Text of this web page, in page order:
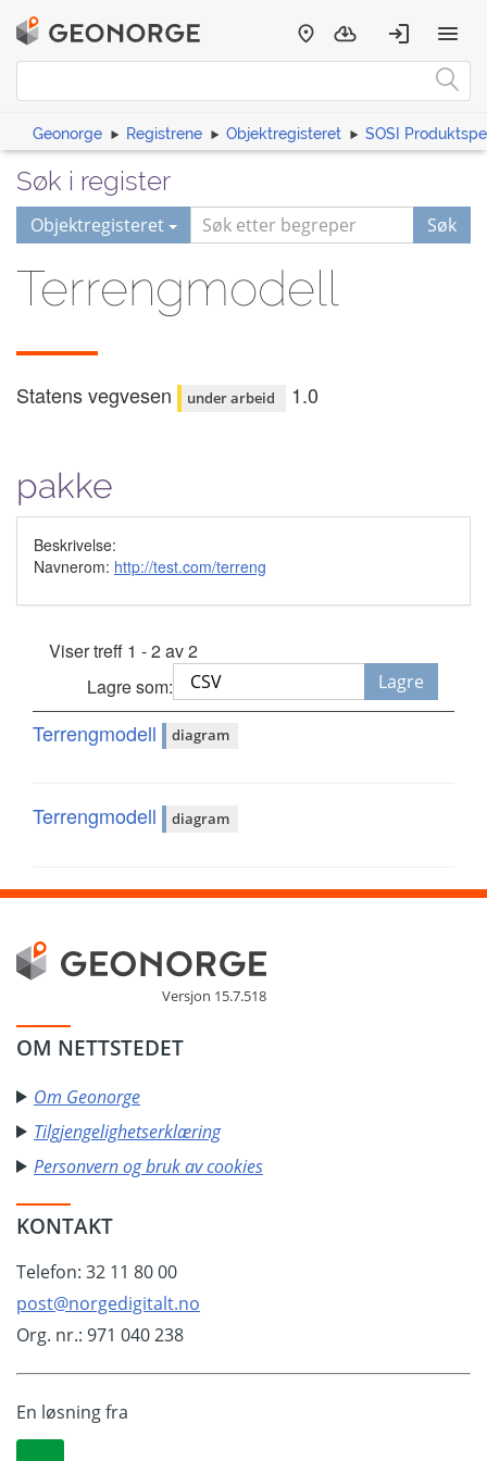
Geonorge Registrene Objektregisteret SOSI
Søk i register
Objektregisteret Søk
Terrengmodell
Statens vegvesen under arbeid 1.0
pakke
Beskrivelse:
Navnerom: http://test.com/terreng
Viser treff 1 - 2 av 2
Lagre som:
Lagre
Terrengmodell diagram
Terrengmodell diagram